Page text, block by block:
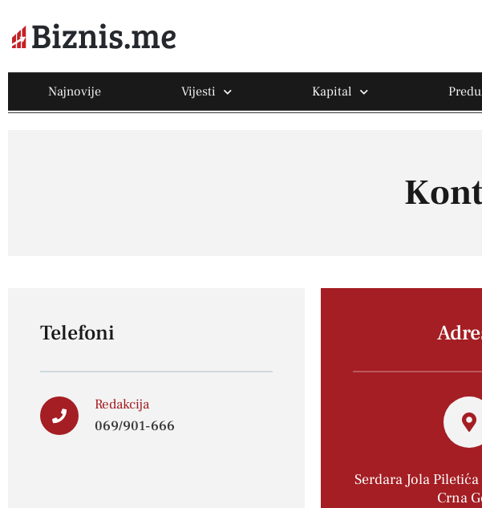
Najnovije Vijesti Kapital
Telefoni
Redakcija
069/901-666
Serdara Jola
Crna